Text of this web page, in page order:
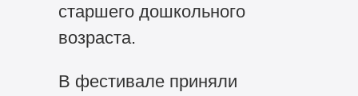
старшего дошкольного
возраста.
В фестивале приняли